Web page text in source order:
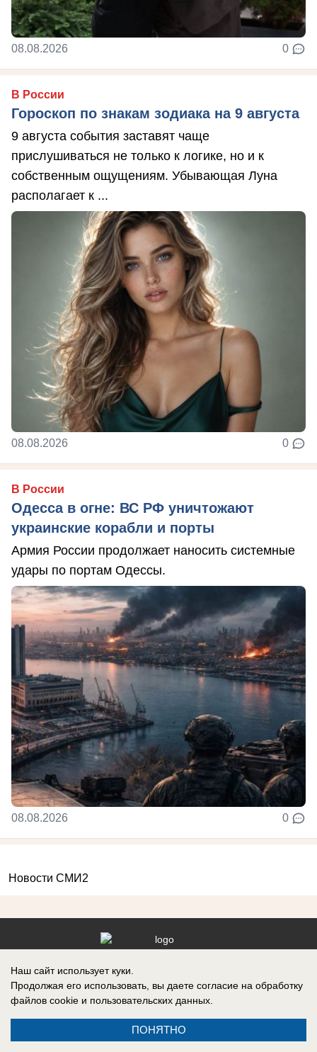
08.08.2026 0
В России
Гороскоп по знакам зодиака на 9 августа
9 августа события заставят чаще
прислушиваться не только к логике, но и к
собственным ощущениям. Убывающая Луна
располагает к ...
08.08.2026 0
В России
Одесса в огне: ВС РФ уничтожают
украинские корабли и порты
Армия России продолжает наносить системные
удары по портам Одессы.
08.08.2026 0
Новости СМИ2
Реклама на сайте
Контакты
Информация
Наш сайт использует куки.
Продолжая его использовать, вы даете согласие на обработку
файлов cookie и пользовательских данных.
ПОНЯТНО